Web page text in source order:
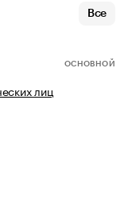
Все
ОСНОВНОЙ
лиц